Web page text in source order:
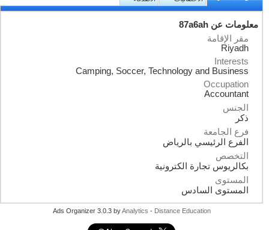
معلومات عن 87a6ah
مقر الإقامة
Riyadh
Interests
Camping, Soccer, Technology and Business
Occupation
Accountant
الجنس
ذكر
فرع الجامعة
الفرع الرئيسي بالرياض
التخصص
بكالريوس تجارة الكترونية
المستوى
المستوى السادس
Ads Organizer 3.0.3 byAnalytics -Distance Education